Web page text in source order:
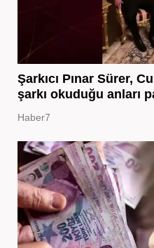
Şarkıcı Pınar Sürer,
şarkı okuduğu anları
Haber7